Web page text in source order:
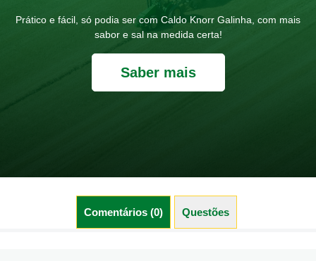
Prático e fácil, só podia ser com Caldo Knorr Galinha, com mais
sabor e sal na medida certa!
Saber mais
Comentários (0) Questões (0)